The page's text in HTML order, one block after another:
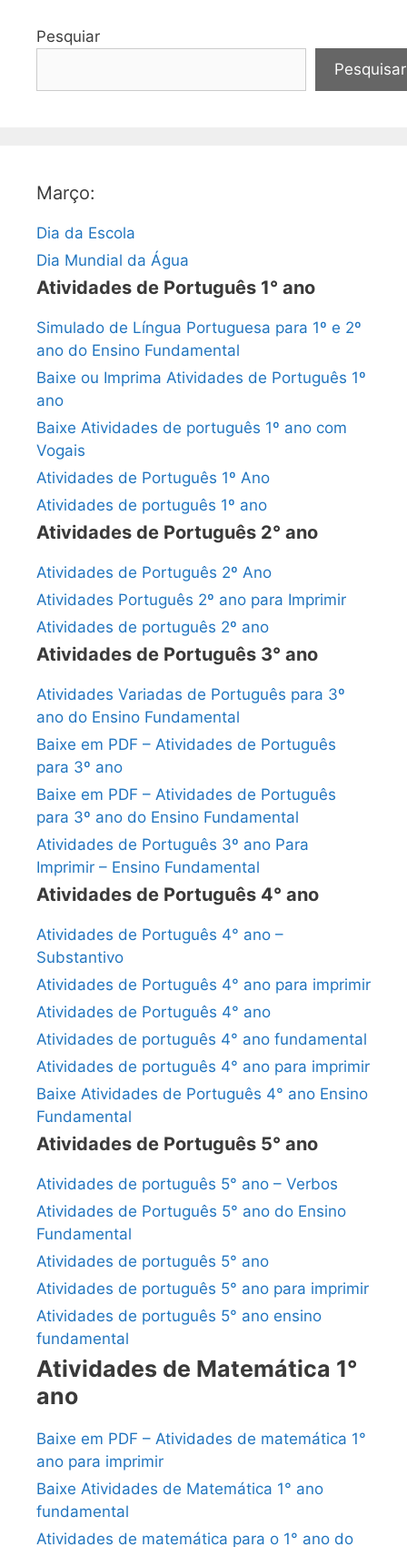
Pesquiar
Pesquisar
Março:
Dia da Escola
Dia Mundial da Água
Atividades de Português 1° ano
Simulado de Língua Portuguesa para 1º e 2º
ano do Ensino Fundamental
Baixe ou Imprima Atividades de Português 1º
ano
Baixe Atividades de português 1º ano com
Vogais
Atividades de Português 1º Ano
Atividades de português 1º ano
Atividades de Português 2° ano
Atividades de Português 2º Ano
Atividades Português 2º ano para Imprimir
Atividades de português 2º ano
Atividades de Português 3° ano
Atividades Variadas de Português para 3º
ano do Ensino Fundamental
Baixe em PDF – Atividades de Português
para 3º ano
Baixe em PDF – Atividades de Português
para 3º ano do Ensino Fundamental
Atividades de Português 3º ano Para
Imprimir – Ensino Fundamental
Atividades de Português 4° ano
Atividades de Português 4° ano –
Substantivo
Atividades de Português 4° ano para imprimir
Atividades de Português 4° ano
Atividades de português 4° ano fundamental
Atividades de português 4° ano para imprimir
Baixe Atividades de Português 4° ano Ensino
Fundamental
Atividades de Português 5° ano
Atividades de português 5° ano – Verbos
Atividades de Português 5° ano do Ensino
Fundamental
Atividades de português 5° ano
Atividades de português 5° ano para imprimir
Atividades de português 5° ano ensino
fundamental
Atividades de Matemática 1°
ano
Baixe em PDF – Atividades de matemática 1°
ano para imprimir
Baixe Atividades de Matemática 1° ano
fundamental
Atividades de matemática para o 1° ano do